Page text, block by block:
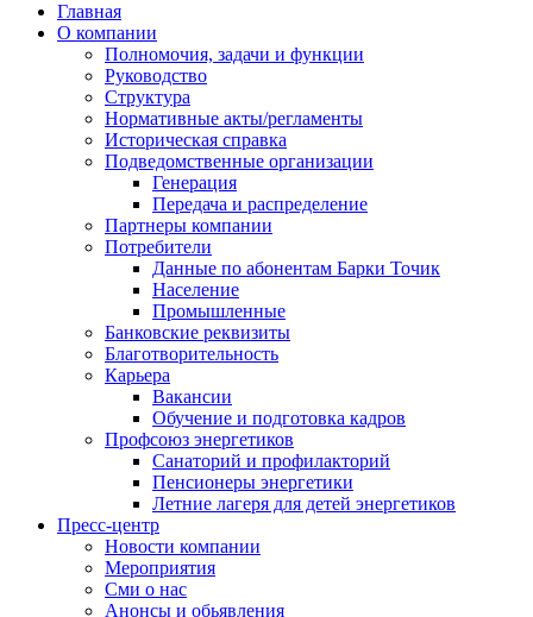
Главная
О компании
Полномочия, задачи и функции
Руководство
Структура
Нормативные акты/регламенты
Историческая справка
Подведомственные организации
Генерация
Передача и распределение
Партнеры компании
Потребители
Данные по абонентам Барки Точик
Население
Промышленные
Банковские реквизиты
Благотворительность
Карьера
Вакансии
Обучение и подготовка кадров
Профсоюз энергетиков
Санаторий и профилакторий
Пенсионеры энергетики
Летние лагеря для детей энергетиков
Пресс-центр
Новости компании
Мероприятия
Сми о нас
Анонсы и обьявления